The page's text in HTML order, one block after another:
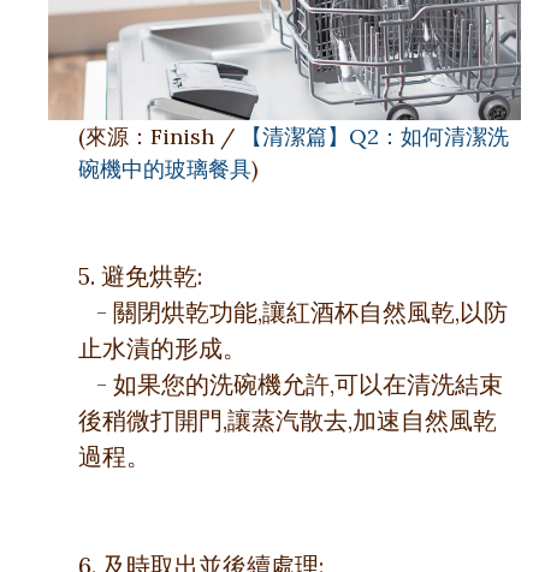
(來源：Finish /
【清潔篇】Q2：如何清潔洗
碗機中的玻璃餐具)
5. 避免烘乾:
- 關閉烘乾功能,讓紅酒杯自然風乾,以防
止水漬的形成。
- 如果您的洗碗機允許,可以在清洗結束
後稍微打開門,讓蒸汽散去,加速自然風乾
過程。
6. 及時取出並後續處理: